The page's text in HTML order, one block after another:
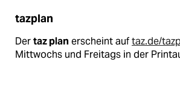
tazplan
Dertaz planerscheint auftaz.de/
Mittwochs und Freitags in der